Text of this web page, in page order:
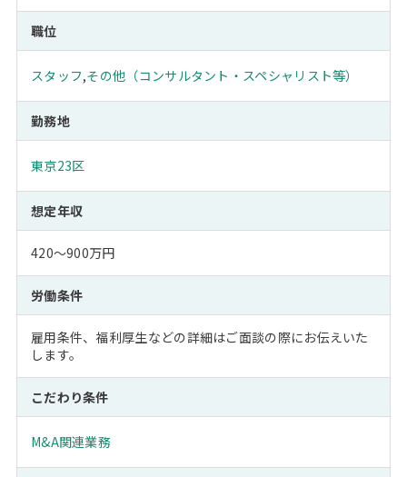
職位
スタッフ,その他（コンサルタント・スペシャリスト等）
勤務地
東京23区
想定年収
420～900万円
労働条件
雇用条件、福利厚生などの詳細はご面談の際にお伝えいた
します。
こだわり条件
M&A関連業務